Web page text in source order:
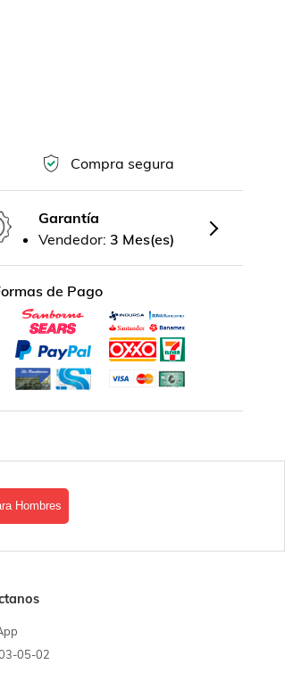
Compra segura
Garantía
Vendedor: 3 Mes(es)
de Pago
Hombres
05-02